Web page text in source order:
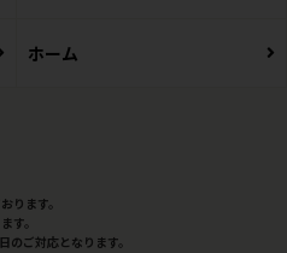
ホーム
ります。
す。
のご対応となります。